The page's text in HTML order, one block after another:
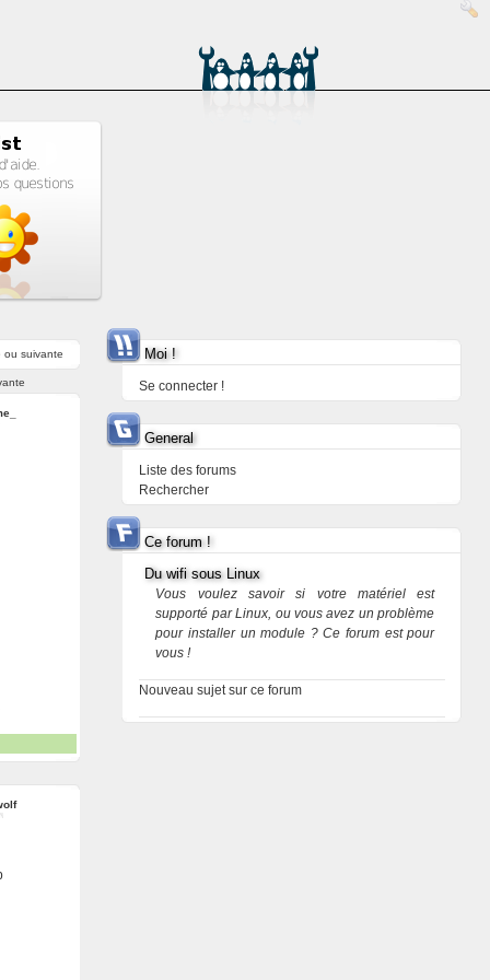
ou suivante Moi !
Se connecter !
General
Liste des forums
Rechercher
Ce forum !
Du wifi sous Linux
Vous voulez savoir si votre matériel est
supporté par Linux, ou vous avez un problème
pour installer un module ? Ce forum est pour
vous !
Nouveau sujet sur ce forum